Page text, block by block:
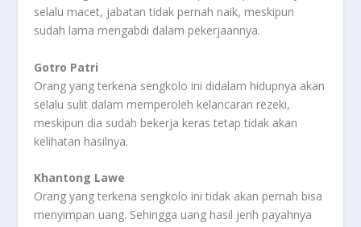
selalu macet, jabatan tidak pernah naik, meskipun
sudah lama mengabdi dalam pekerjaannya.
Gotro Patri
Orang yang terkena sengkolo ini didalam hidupnya akan
selalu sulit dalam memperoleh kelancaran rezeki,
meskipun dia sudah bekerja keras tetap tidak akan
kelihatan hasilnya.
Khantong Lawe
Orang yang terkena sengkolo ini tidak akan pernah bisa
menyimpan uang. Sehingga uang hasil jerih payahnya